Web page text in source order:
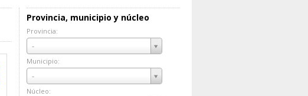
Provincia, municipio y núcleo
Provincia:
-
Provincia:
Municipio:
-
Municipio:
Núcleo: